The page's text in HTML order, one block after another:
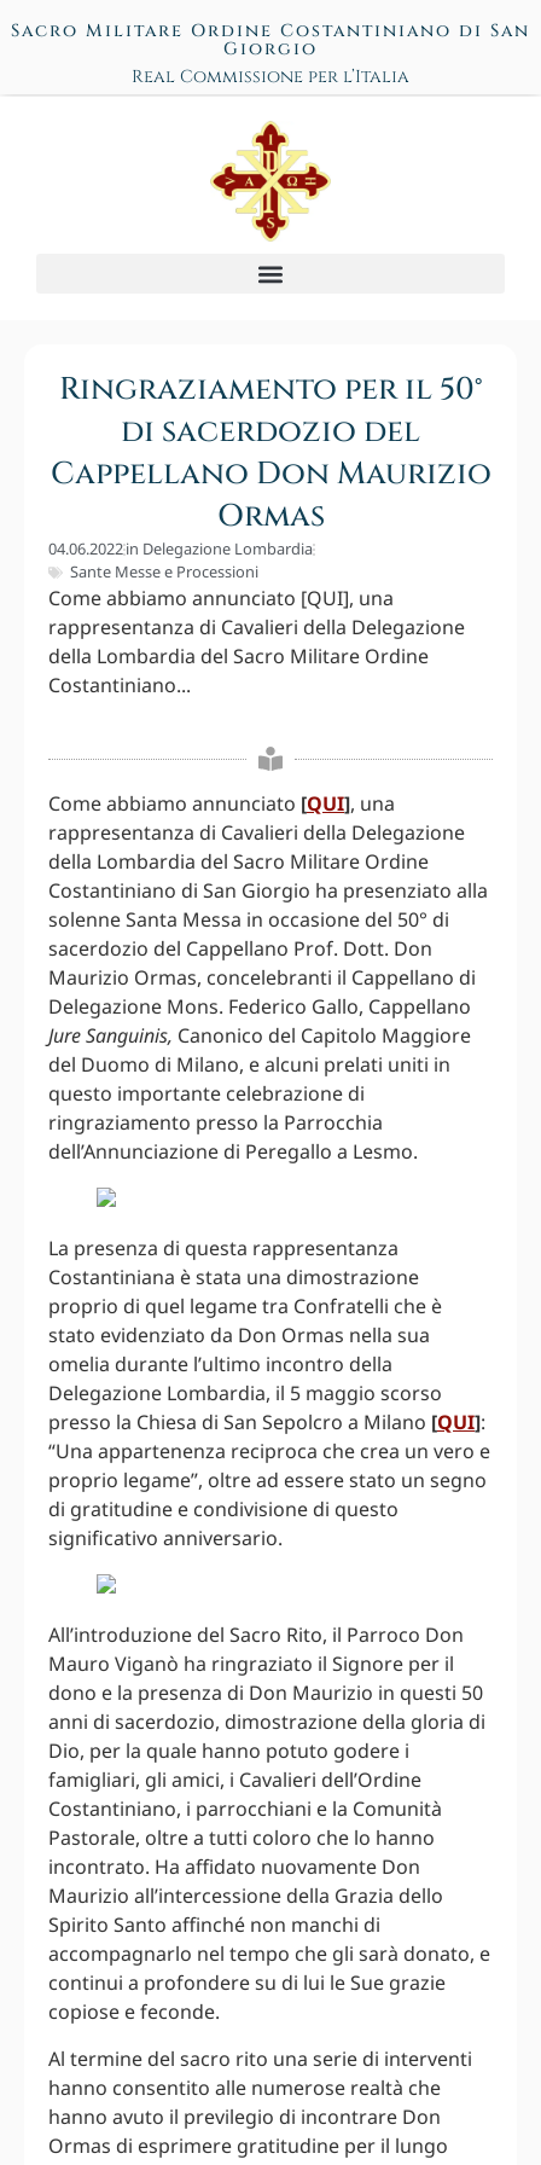
Sacro Militare Ordine Costantiniano di San
Giorgio
Real Commissione per l’Italia
Ringraziamento per il 50°
di sacerdozio del
Cappellano Don Maurizio
Ormas
04.06.2022in Delegazione Lombardia
Sante Messe e Processioni
Come abbiamo annunciato [QUI], una
rappresentanza di Cavalieri della Delegazione
della Lombardia del Sacro Militare Ordine
Costantiniano...
Come abbiamo annunciato [QUI], una
rappresentanza di Cavalieri della Delegazione
della Lombardia del Sacro Militare Ordine
Costantiniano di San Giorgio ha presenziato alla
solenne Santa Messa in occasione del 50° di
sacerdozio del Cappellano Prof. Dott. Don
Maurizio Ormas, concelebranti il Cappellano di
Delegazione Mons. Federico Gallo, Cappellano
Jure Sanguinis, Canonico del Capitolo Maggiore
del Duomo di Milano, e alcuni prelati uniti in
questo importante celebrazione di
ringraziamento presso la Parrocchia
dell’Annunciazione di Peregallo a Lesmo.
La presenza di questa rappresentanza
Costantiniana è stata una dimostrazione
proprio di quel legame tra Confratelli che è
stato evidenziato da Don Ormas nella sua
omelia durante l’ultimo incontro della
Delegazione Lombardia, il 5 maggio scorso
presso la Chiesa di San Sepolcro a Milano [QUI]:
“Una appartenenza reciproca che crea un vero e
proprio legame”, oltre ad essere stato un segno
di gratitudine e condivisione di questo
significativo anniversario.
All’introduzione del Sacro Rito, il Parroco Don
Mauro Viganò ha ringraziato il Signore per il
dono e la presenza di Don Maurizio in questi 50
anni di sacerdozio, dimostrazione della gloria di
Dio, per la quale hanno potuto godere i
famigliari, gli amici, i Cavalieri dell’Ordine
Costantiniano, i parrocchiani e la Comunità
Pastorale, oltre a tutti coloro che lo hanno
incontrato. Ha affidato nuovamente Don
Maurizio all’intercessione della Grazia dello
Spirito Santo affinché non manchi di
accompagnarlo nel tempo che gli sarà donato, e
continui a profondere su di lui le Sue grazie
copiose e feconde.
Al termine del sacro rito una serie di interventi
hanno consentito alle numerose realtà che
hanno avuto il previlegio di incontrare Don
Ormas di esprimere gratitudine per il lungo